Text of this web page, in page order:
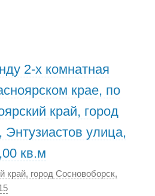
2-х комнатная
крае, по
край, город
Энтузиастов улица,
кв.м
край, город Сосновоборск,